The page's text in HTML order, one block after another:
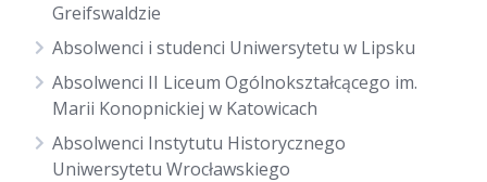
Greifswaldzie
Absolwenci i studenci Uniwersytetu w Lipsku
Absolwenci II Liceum Ogólnokształcącego im.
Marii Konopnickiej w Katowicach
Absolwenci Instytutu Historycznego
Uniwersytetu Wrocławskiego